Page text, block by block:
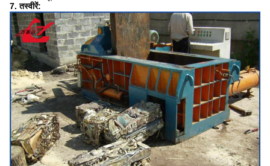
7. तस्वीरें: